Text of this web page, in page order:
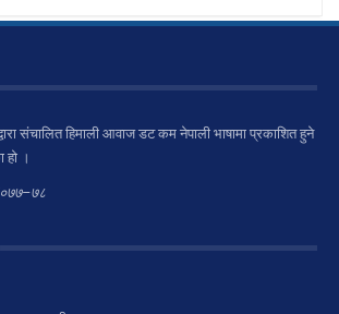
संचालित हिमाली आवाज डट कम नेपाली भाषामा प्रकाशित हुने
हो ।